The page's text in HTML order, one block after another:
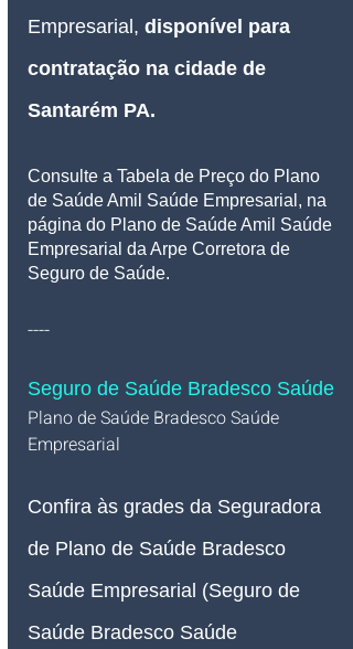
Empresarial, disponível para
contratação na cidade de
Santarém PA.
Consulte a Tabela de Preço do Plano
de Saúde Amil Saúde Empresarial, na
página do Plano de Saúde Amil Saúde
Empresarial da Arpe Corretora de
Seguro de Saúde.
----
Seguro de Saúde Bradesco Saúde
Plano de Saúde Bradesco Saúde
Empresarial
Confira às grades da Seguradora
de Plano de Saúde Bradesco
Saúde Empresarial (Seguro de
Saúde Bradesco Saúde